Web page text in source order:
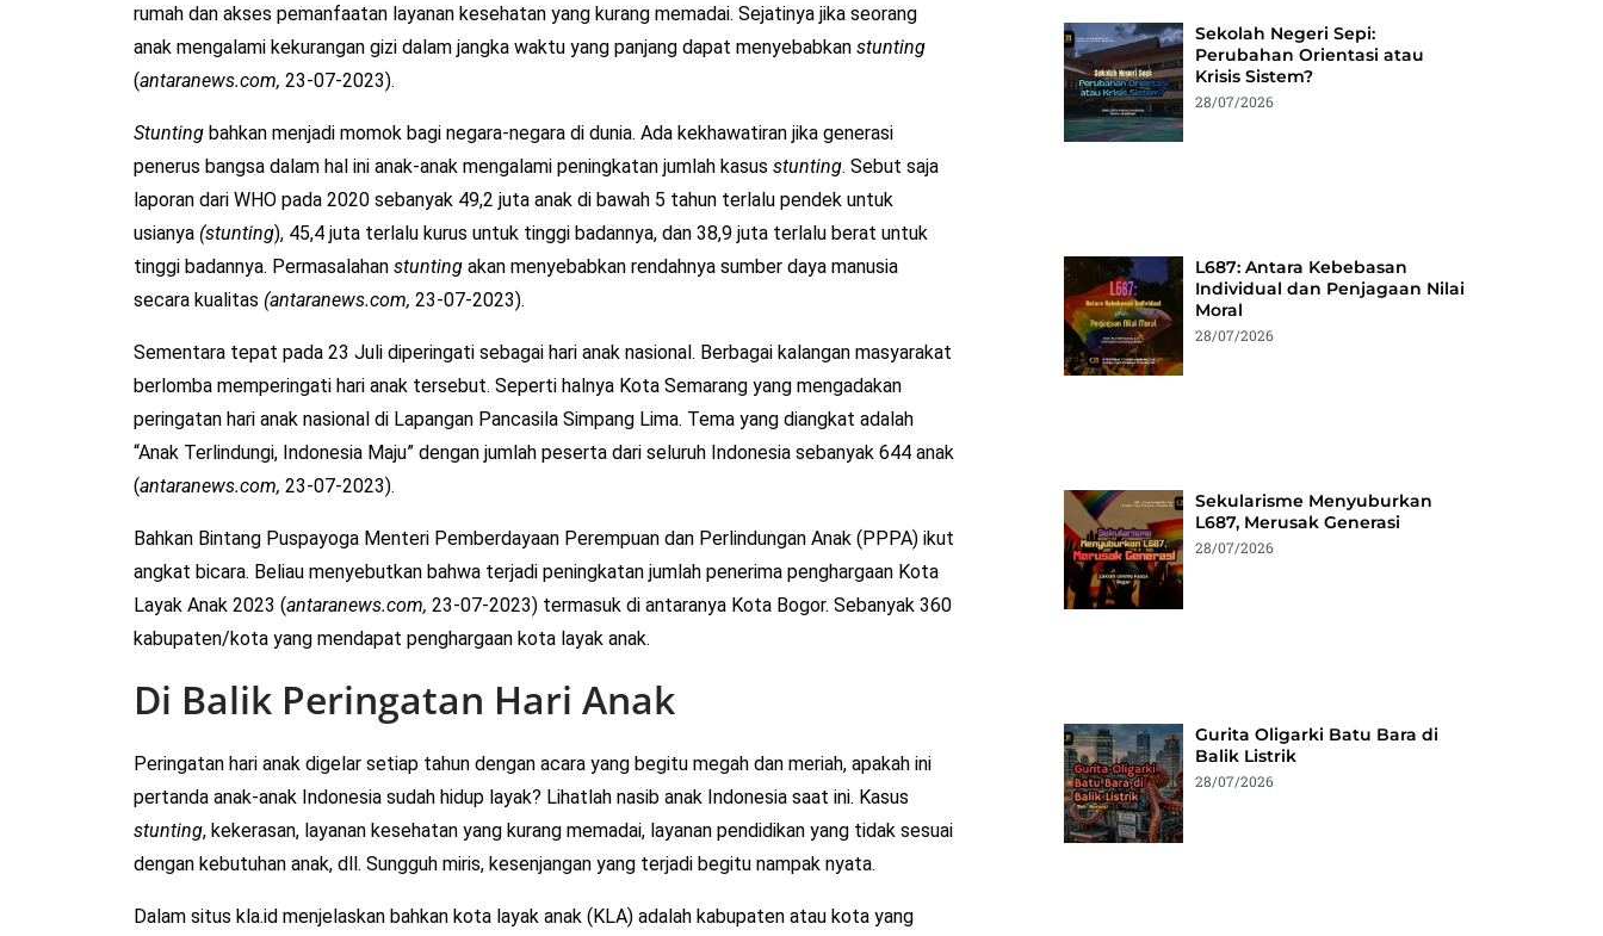
rumah dan akses pemanfaatan layanan kesehatan yang kurang memadai. Sejatinya jika seorang
anak mengalami kekurangan gizi dalam jangka waktu yang panjang dapat menyebabkan stunting
(antaranews.com, 23-07-2023).
Stunting bahkan menjadi momok bagi negara-negara di dunia. Ada kekhawatiran jika generasi
penerus bangsa dalam hal ini anak-anak mengalami peningkatan jumlah kasus stunting. Sebut saja
laporan dari WHO pada 2020 sebanyak 49,2 juta anak di bawah 5 tahun terlalu pendek untuk
usianya (stunting), 45,4 juta terlalu kurus untuk tinggi badannya, dan 38,9 juta terlalu berat untuk
tinggi badannya. Permasalahan stunting akan menyebabkan rendahnya sumber daya manusia
secara kualitas (antaranews.com, 23-07-2023).
Sementara tepat pada 23 Juli diperingati sebagai hari anak nasional. Berbagai kalangan masyarakat
berlomba memperingati hari anak tersebut. Seperti halnya Kota Semarang yang mengadakan
peringatan hari anak nasional di Lapangan Pancasila Simpang Lima. Tema yang diangkat adalah
“Anak Terlindungi, Indonesia Maju” dengan jumlah peserta dari seluruh Indonesia sebanyak 644 anak
(antaranews.com, 23-07-2023).
Bahkan Bintang Puspayoga Menteri Pemberdayaan Perempuan dan Perlindungan Anak (PPPA) ikut
angkat bicara. Beliau menyebutkan bahwa terjadi peningkatan jumlah penerima penghargaan Kota
Layak Anak 2023 (antaranews.com, 23-07-2023) termasuk di antaranya Kota Bogor. Sebanyak 360
kabupaten/kota yang mendapat penghargaan kota layak anak.
Di Balik Peringatan Hari Anak
Peringatan hari anak digelar setiap tahun dengan acara yang begitu megah dan meriah, apakah ini
pertanda anak-anak Indonesia sudah hidup layak? Lihatlah nasib anak Indonesia saat ini. Kasus
stunting, kekerasan, layanan kesehatan yang kurang memadai, layanan pendidikan yang tidak sesuai
dengan kebutuhan anak, dll. Sungguh miris, kesenjangan yang terjadi begitu nampak nyata.
Dalam situs kla.id menjelaskan bahkan kota layak anak (KLA) adalah kabupaten atau kota yang
Sekolah Negeri Sepi:
Perubahan Orientasi atau
Krisis Sistem?
28/07/2026
L687: Antara Kebebasan
Individual dan Penjagaan Nilai
Moral
28/07/2026
Sekularisme Menyuburkan
L687, Merusak Generasi
28/07/2026
Gurita Oligarki Batu Bara di
Balik Listrik
28/07/2026